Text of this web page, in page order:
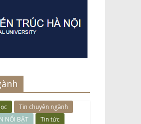
Tin chuyên ngành
NỔI BẬT
Tin tức